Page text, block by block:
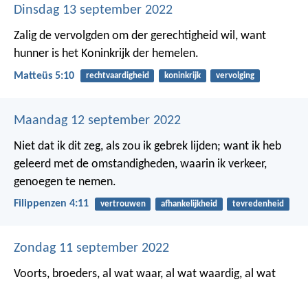
Dinsdag 13 september 2022
Zalig de vervolgden om der gerechtigheid wil, want
hunner is het Koninkrijk der hemelen.
Matteüs 5:10 rechtvaardigheid koninkrijk vervolging
Maandag 12 september 2022
Niet dat ik dit zeg, als zou ik gebrek lijden; want ik heb
geleerd met de omstandigheden, waarin ik verkeer,
genoegen te nemen.
Filippenzen 4:11 vertrouwen afhankelijkheid tevredenheid
Zondag 11 september 2022
Voorts, broeders, al wat waar, al wat waardig, al wat